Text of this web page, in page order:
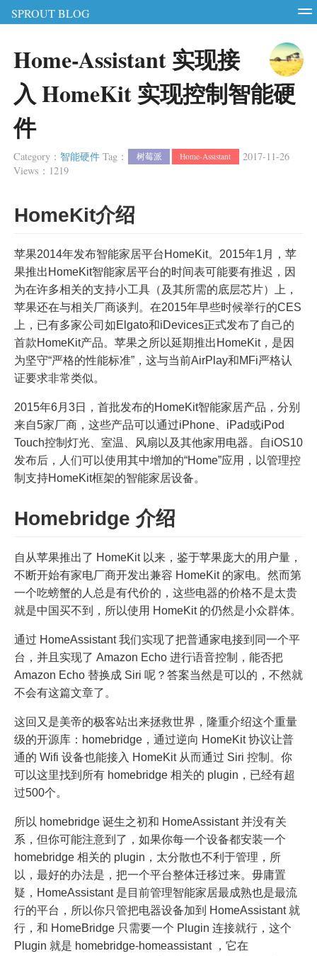
SPROUT BLOG
RSS
Login Register
Home-Assistant 实现接
入 HomeKit 实现控制智能硬
件
Category ： 智能硬件 Tag ： 树莓派 Home-Assistant
2017-11-26
Views ： 1219
HomeKit介绍
苹果2014年发布智能家居平台HomeKit。2015年1月，苹
果推出HomeKit智能家居平台的时间表可能要有推迟，因
为在许多相关的支持小工具（及其所需的底层芯片）上，
苹果还在与相关厂商谈判。在2015年早些时候举行的CES
上，已有多家公司如Elgato和iDevices正式发布了自己的
首款HomeKit产品。苹果之所以延期推出HomeKit，是因
为坚守“严格的性能标准”，这与当前AirPlay和MFi严格认
证要求非常类似。
2015年6月3日，首批发布的HomeKit智能家居产品，分别
来自5家厂商，这些产品可以通过iPhone、iPad或iPod
Touch控制灯光、室温、风扇以及其他家用电器。自iOS10
发布后，人们可以使用其中增加的“Home”应用，以管理控
制支持HomeKit框架的智能家居设备。
Homebridge 介绍
自从苹果推出了 HomeKit 以来，鉴于苹果庞大的用户量，
不断开始有家电厂商开发出兼容 HomeKit 的家电。然而第
一个吃螃蟹的人总是有代价的，这些电器的价格不是太贵
就是中国买不到，所以使用 HomeKit 的仍然是小众群体。
通过 HomeAssistant 我们实现了把普通家电接到同一个平
台，并且实现了 Amazon Echo 进行语音控制，能否把
Amazon Echo 替换成 Siri 呢？答案当然是可以的，不然就
不会有这篇文章了。
这回又是美帝的极客站出来拯救世界，隆重介绍这个重量
级的开源库：homebridge，通过逆向 HomeKit 协议让普
通的 Wifi 设备也能接入 HomeKit 从而通过 Siri 控制。你
可以这里找到所有 homebridge 相关的 plugin，已经有超
过500个。
所以 homebridge 诞生之初和 HomeAssistant 并没有关
系，但你可能注意到了，如果你每一个设备都安装一个
homebridge 相关的 plugin，太分散也不利于管理，所
以，最好的办法是，把一个平台整体迁移过来。毋庸置
疑，HomeAssistant 是目前管理智能家居最成熟也是最流
行的平台，所以你只管把电器设备加到 HomeAssistant 就
行，和 HomeBridge 只需要一个 Plugin 连接就行，这个
Plugin 就是 homebridge-homeassistant ，它在